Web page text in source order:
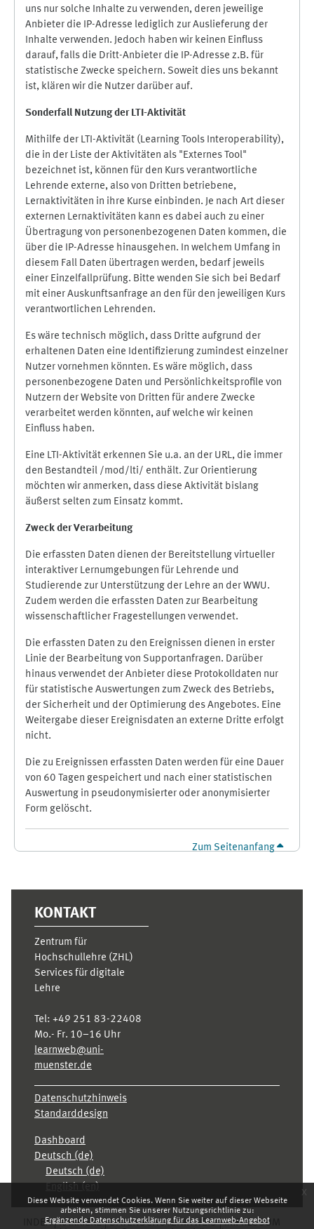
Diese Website verwendet Cookies. Wenn Sie weiter auf dieser Webseite
arbeiten, stimmen Sie unserer Nutzungsrichtlinie zu:
Ergänzende Datenschutzerklärung für das Learnweb-Angebot
x
uns nur solche Inhalte zu verwenden, deren jeweilige
Anbieter die IP-Adresse lediglich zur Auslieferung der
Inhalte verwenden. Jedoch haben wir keinen Einfluss
darauf, falls die Dritt-Anbieter die IP-Adresse z.B. für
statistische Zwecke speichern. Soweit dies uns bekannt
ist, klären wir die Nutzer darüber auf.
Sonderfall Nutzung der LTI-Aktivität
Mithilfe der LTI-Aktivität (Learning Tools Interoperability),
die in der Liste der Aktivitäten als "Externes Tool"
bezeichnet ist, können für den Kurs verantwortliche
Lehrende externe, also von Dritten betriebene,
Lernaktivitäten in ihre Kurse einbinden. Je nach Art dieser
externen Lernaktivitäten kann es dabei auch zu einer
Übertragung von personenbezogenen Daten kommen, die
über die IP-Adresse hinausgehen. In welchem Umfang in
diesem Fall Daten übertragen werden, bedarf jeweils
einer Einzelfallprüfung. Bitte wenden Sie sich bei Bedarf
mit einer Auskunftsanfrage an den für den jeweiligen Kurs
verantwortlichen Lehrenden.
Es wäre technisch möglich, dass Dritte aufgrund der
erhaltenen Daten eine Identifizierung zumindest einzelner
Nutzer vornehmen könnten. Es wäre möglich, dass
personenbezogene Daten und Persönlichkeitsprofile von
Nutzern der Website von Dritten für andere Zwecke
verarbeitet werden könnten, auf welche wir keinen
Einfluss haben.
Eine LTI-Aktivität erkennen Sie u.a. an der URL, die immer
den Bestandteil /mod/lti/ enthält. Zur Orientierung
möchten wir anmerken, dass diese Aktivität bislang
äußerst selten zum Einsatz kommt.
Zweck der Verarbeitung
Die erfassten Daten dienen der Bereitstellung virtueller
interaktiver Lernumgebungen für Lehrende und
Studierende zur Unterstützung der Lehre an der WWU.
Zudem werden die erfassten Daten zur Bearbeitung
wissenschaftlicher Fragestellungen verwendet.
Die erfassten Daten zu den Ereignissen dienen in erster
Linie der Bearbeitung von Supportanfragen. Darüber
hinaus verwendet der Anbieter diese Protokolldaten nur
für statistische Auswertungen zum Zweck des Betriebs,
der Sicherheit und der Optimierung des Angebotes. Eine
Weitergabe dieser Ereignisdaten an externe Dritte erfolgt
nicht.
Die zu Ereignissen erfassten Daten werden für eine Dauer
von 60 Tagen gespeichert und nach einer statistischen
Auswertung in pseudonymisierter oder anonymisierter
Form gelöscht.
Zum Seitenanfang
KONTAKT
Zentrum für
Hochschullehre (ZHL)
Services für digitale
Lehre
Tel: +49 251 83-22408
Mo.- Fr. 10–16 Uhr
learnweb@uni-
muenster.de
Datenschutzhinweis
Standarddesign
Dashboard
Deutsch ‎(de)‎
Deutsch ‎(de)‎
INDEX KARRIERE DATENSCHUTZHINWEIS
IMPRESSUM